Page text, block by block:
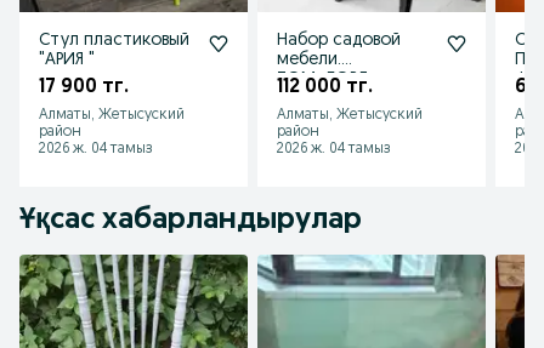
Стул пластиковый
"АРИЯ "
17 900 тг.
Алматы, Жетысуский
район
2026 ж. 04 тамыз
Набор садовой
мебели.
ТОМ+БОРД
112 000 тг.
Алматы, Жетысуский
район
2026 ж. 04 тамыз
6
Ұқсас хабарландырулар